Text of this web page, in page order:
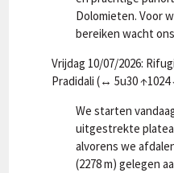
Dolomieten. Voor
bereiken wacht
Vrijdag 10/07/2026:
Pradidali (↔ 5u30 ↑1024
We starten
uitgestrekte
alvorens we
(2278 m) gelegen